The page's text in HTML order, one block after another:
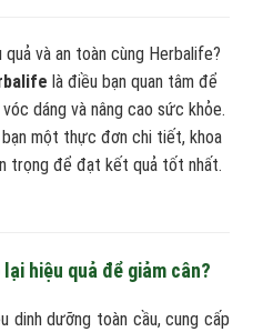
quả và an toàn cùng Herbalife?
là điều bạn quan tâm để
dáng và nâng cao sức khỏe.
một thực đơn chi tiết, khoa
trọng để đạt kết quả tốt nhất.
hiệu quả để giảm cân?
dinh dưỡng toàn cầu, cung cấp